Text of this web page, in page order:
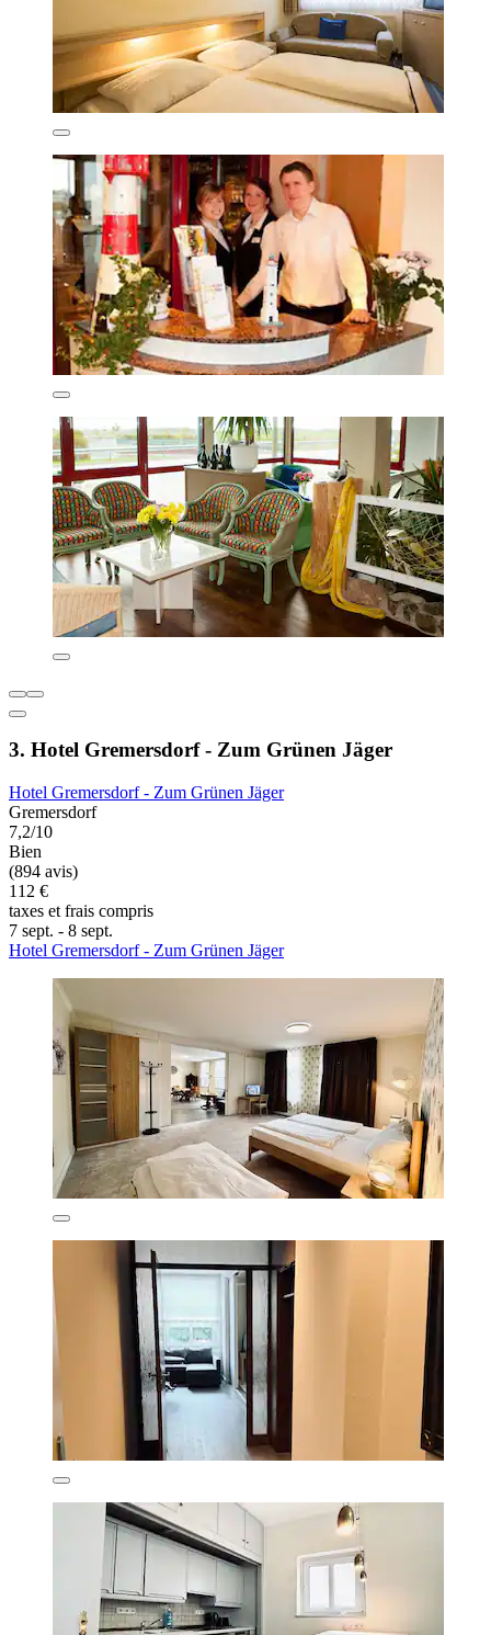
3. Hotel Gremersdorf - Zum Grünen Jäger
Hotel Gremersdorf - Zum Grünen Jäger
Gremersdorf
7,2/10
Bien
(894 avis)
112 €
taxes et frais compris
7 sept. - 8 sept.
Hotel Gremersdorf - Zum Grünen Jäger